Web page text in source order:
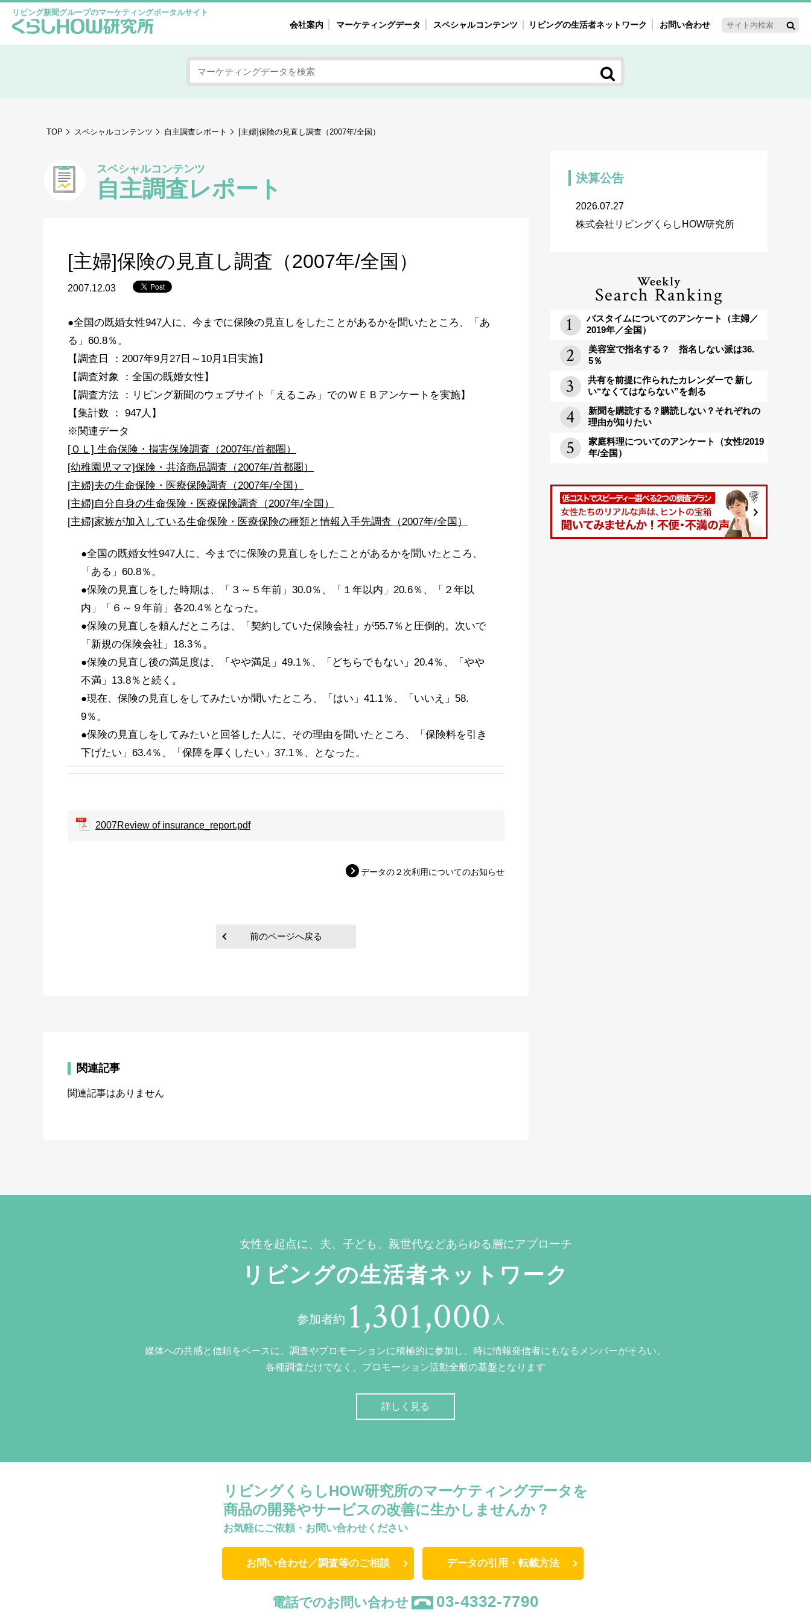
リビング新聞グループのマーケティングポータルサイト
会社案内 マーケティングデータ スペシャルコンテンツ
女性の気持ちと消費がリアルに見える
自主調査レポート
注目ターゲット・重点テーマ
40'ｓ～60'ｓマーケット研究室
リビングの生活者ネットワーク お問い合わせ
TOP スペシャルコンテンツ 自主調査レポート [主婦]保険の見直し調査（2007年/全国）
スペシャルコンテンツ
自主調査レポート
[主婦]保険の見直し調査（2007年/全国）
2007.12.03
●全国の既婚女性947人に、今までに保険の見直しをしたことがあるかを聞いたところ、「あ
る」60.8％。
【調査日 ：2007年9月27日～10月1日実施】
【調査対象 ：全国の既婚女性】
【調査方法 ：リビング新聞のウェブサイト「えるこみ」でのＷＥＢアンケートを実施】
【集計数 ： 947人】
※関連データ
[ＯＬ] 生命保険・損害保険調査（2007年/首都圏）
[幼稚園児ママ]保険・共済商品調査（2007年/首都圏）
[主婦]夫の生命保険・医療保険調査（2007年/全国）
[主婦]自分自身の生命保険・医療保険調査（2007年/全国）
[主婦]家族が加入している生命保険・医療保険の種類と情報入手先調査（2007年/全国）
●全国の既婚女性947人に、今までに保険の見直しをしたことがあるかを聞いたところ、
「ある」60.8％。
●保険の見直しをした時期は、「３～５年前」30.0％、「１年以内」20.6％、「２年以
内」「６～９年前」各20.4％となった。
●保険の見直しを頼んだところは、「契約していた保険会社」が55.7％と圧倒的。次いで
「新規の保険会社」18.3％。
●保険の見直し後の満足度は、「やや満足」49.1％、「どちらでもない」20.4％、「やや
不満」13.8％と続く。
●現在、保険の見直しをしてみたいか聞いたところ、「はい」41.1％、「いいえ」58.
9％。
●保険の見直しをしてみたいと回答した人に、その理由を聞いたところ、「保険料を引き
下げたい」63.4％、「保障を厚くしたい」37.1％、となった。
2007Review of insurance_report.pdf
データの２次利用についてのお知らせ
前のページへ戻る
関連記事
関連記事はありません
決算公告
2026.07.27
株式会社リビングくらしHOW研究所
Weekly
Search Ranking
バスタイムについてのアンケート（主婦／
2019年／全国）
美容室で指名する？ 指名しない派は36.
5％
共有を前提に作られたカレンダーで 新し
い“なくてはならない”を創る
新聞を購読する？購読しない？それぞれの
理由が知りたい
家庭料理についてのアンケート（女性/2019
年/全国）
女性を起点に、夫、子ども、親世代などあらゆる層にアプローチ
リビングの生活者ネットワーク
参加者約 1,301,000 人
媒体への共感と信頼をベースに、調査やプロモーションに積極的に参加し、時に情報発信者にもなるメンバーがそろい、
各種調査だけでなく、プロモーション活動全般の基盤となります
詳しく見る
リビングくらしHOW研究所のマーケティングデータを
商品の開発やサービスの改善に生かしませんか？
お気軽にご依頼・お問い合わせください
お問い合わせ／調査等のご相談 データの引用・転載方法
電話でのお問い合わせ 03-4332-7790